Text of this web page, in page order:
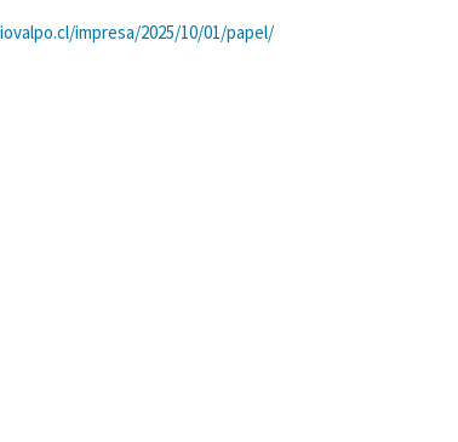
impresa/2025/10/01/papel/